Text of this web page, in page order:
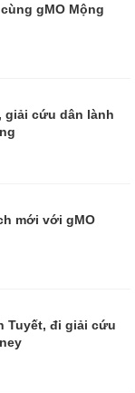
gMO Mộng
giải cứu dân lành
mới với gMO
Tuyết, đi giải cứu